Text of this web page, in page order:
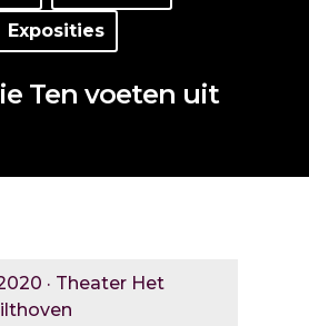
Exposities
Ten voeten uit
· Theater Het